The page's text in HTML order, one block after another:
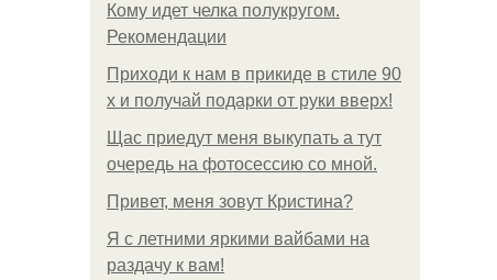
Кому идет челка полукругом.
Рекомендации
Приходи к нам в прикиде в стиле 90
х и получай подарки от руки вверх!
Щас приедут меня выкупать а тут
очередь на фотосессию со мной.
Привет, меня зовут Кристина?
Я с летними яркими вайбами на
раздачу к вам!